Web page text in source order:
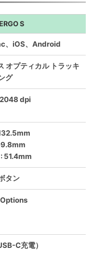
S
、iOS、Android
オプティカル トラッキ
グ
dpi
51.4mm
タン
C充電）